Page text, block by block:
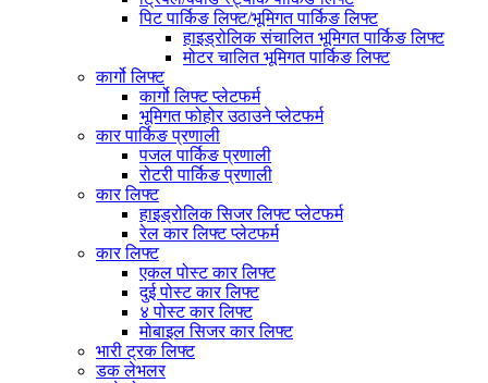
पिट पार्किङ लिफ्ट/भूमिगत पार्किङ लिफ्ट
हाइड्रोलिक संचालित भूमिगत पार्किङ लिफ्ट
मोटर चालित भूमिगत पार्किङ लिफ्ट
कार्गो लिफ्ट
कार्गो लिफ्ट प्लेटफर्म
भूमिगत फोहोर उठाउने प्लेटफर्म
कार पार्किङ प्रणाली
पजल पार्किङ प्रणाली
रोटरी पार्किङ प्रणाली
कार लिफ्ट
हाइड्रोलिक सिजर लिफ्ट प्लेटफर्म
रेल कार लिफ्ट प्लेटफर्म
कार लिफ्ट
एकल पोस्ट कार लिफ्ट
दुई पोस्ट कार लिफ्ट
४ पोस्ट कार लिफ्ट
मोबाइल सिजर कार लिफ्ट
भारी ट्रक लिफ्ट
डक लेभलर